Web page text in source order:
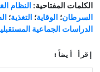
الكلمات المفتاحية: النظام
السرطان؛ الوقاية؛ التغذية؛
الدراسات الجماعية
إقرأ أيضاً: